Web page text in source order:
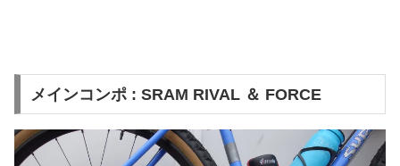
メインコンポ : SRAM RIVAL ＆ FORCE